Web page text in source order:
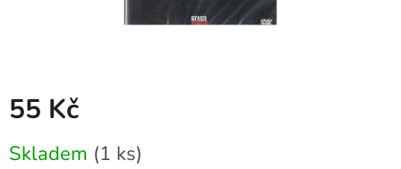
55 Kč
cena:
Skladem (1 ks)